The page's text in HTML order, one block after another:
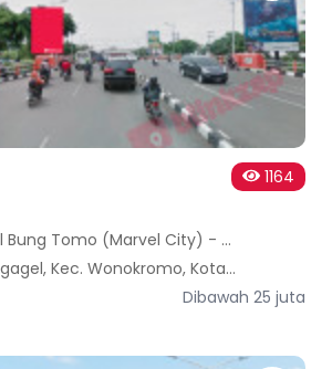
1164
BIllboard Jl. Ngagel Bung Tomo (Marvel City) - Surabaya
Jl. Ngagel No.89, Ngagel, Kec. Wonokromo, Kota SBY, Jawa Timur 60246, Indonesia
Dibawah 25 juta